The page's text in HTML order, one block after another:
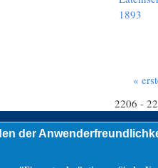
1893
«
2206 -
Suche Kontakt
der